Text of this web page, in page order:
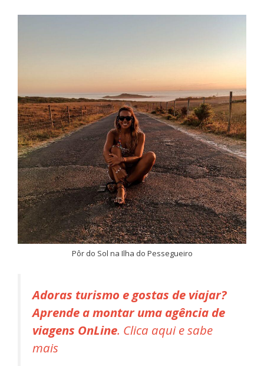
Pôr do Sol na Ilha do Pessegueiro
Adoras turismo e gostas de viajar?
Aprende a montar uma agência de
viagens OnLine. Clica aqui e sabe
mais